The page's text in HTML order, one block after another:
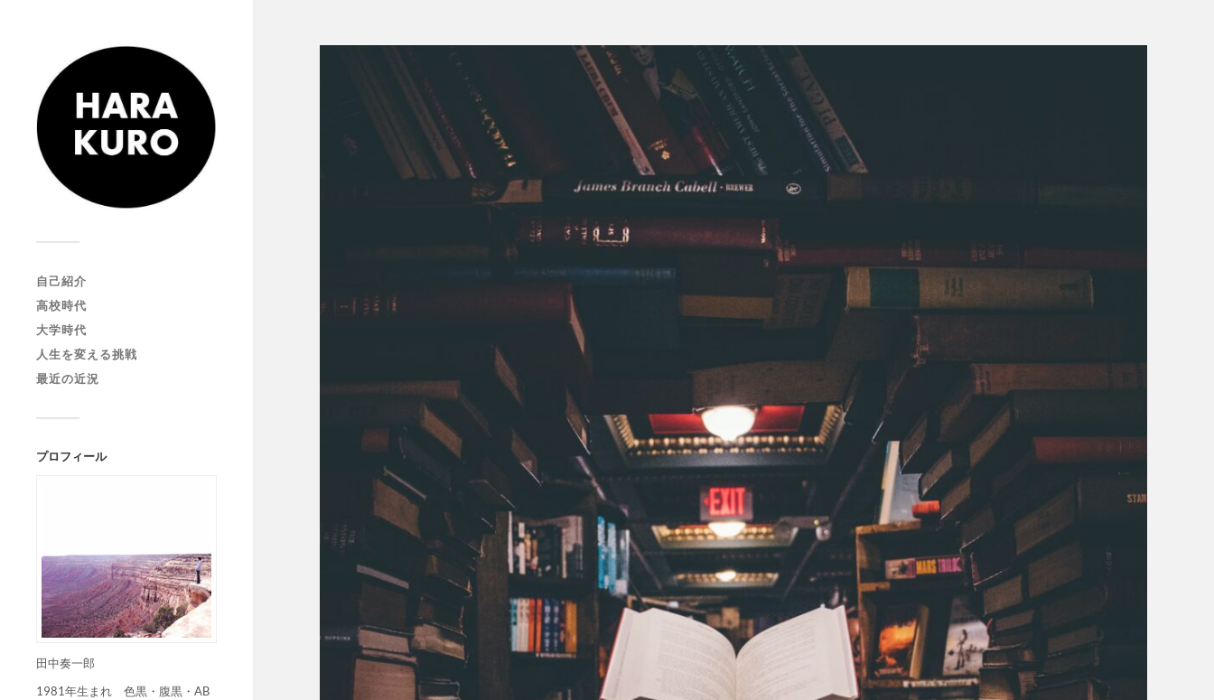
自己紹介
高校時代
大学時代
人生を変える挑戦
最近の近況
プロフィール
田中奏一郎
1981年生まれ 色黒・腹黒・AB